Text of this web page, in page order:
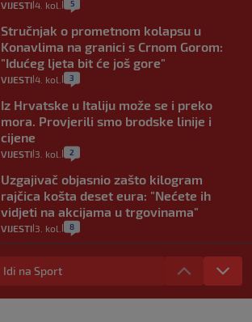
VIJESTI 4. kol. 5
Stručnjak o prometnom kolapsu u
Konavlima na granici s Crnom Gorom:
"Idućeg ljeta bit će još gore"
VIJESTI 4. kol. 3
Iz Hrvatske u Italiju može se i preko
mora. Provjerili smo brodske linije i
cijene
VIJESTI 3. kol. 2
Uzgajivač objasnio zašto kilogram
rajčica košta deset eura: "Nećete ih
vidjeti na akcijama u trgovinama"
VIJESTI 3. kol. 8
Selidba je jedno od stresnijih iskustava.
Evo aktualnih cijena i nekoliko savjeta
VIJESTI 2. kol. 0
Idi na Sport